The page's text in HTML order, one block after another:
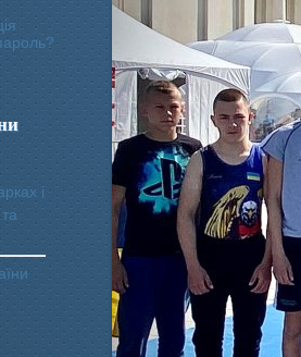
і